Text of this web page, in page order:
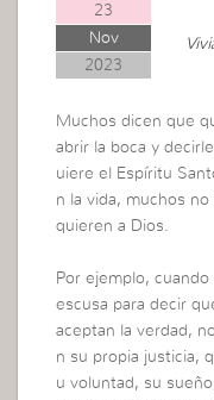
23
Nov
2023
Muchos dicen que
abrir la boca y
uiere el Espíritu
n la vida, muchos
quieren a Dios.
Por ejemplo,
escusa para decir
aceptan la verdad,
n su propia justicia,
u voluntad, su